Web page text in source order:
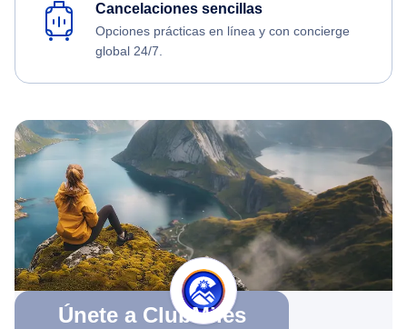
Cancelaciones sencillas
Opciones prácticas en línea y con concierge
global 24/7.
Únete a ClubMiles